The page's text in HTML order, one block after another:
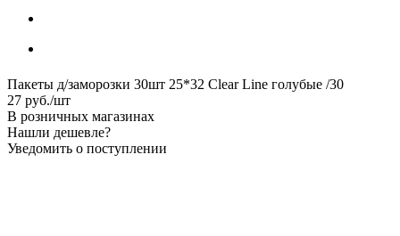
Пакеты д/заморозки 30шт 25*32 Clear Line голубые /30
27 руб./шт
В розничных магазинах
Нашли дешевле?
Уведомить о поступлении